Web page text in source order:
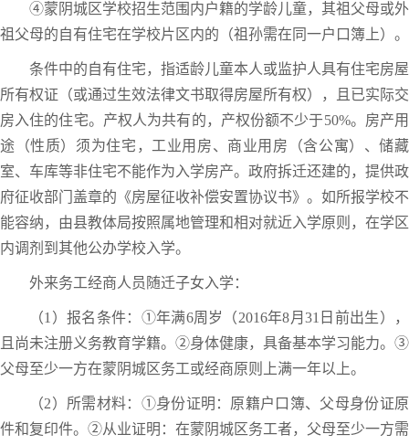
④蒙阴城区学校招生范围内户籍的学龄儿童，其祖父母或外
祖父母的自有住宅在学校片区内的（祖孙需在同一户口簿上）。
条件中的自有住宅，指适龄儿童本人或监护人具有住宅房屋
所有权证（或通过生效法律文书取得房屋所有权），且已实际交
房入住的住宅。产权人为共有的，产权份额不少于50%。房产用
途（性质）须为住宅，工业用房、商业用房（含公寓）、储藏
室、车库等非住宅不能作为入学房产。政府拆迁还建的，提供政
府征收部门盖章的《房屋征收补偿安置协议书》。如所报学校不
能容纳，由县教体局按照属地管理和相对就近入学原则，在学区
内调剂到其他公办学校入学。
外来务工经商人员随迁子女入学：
（1）报名条件：①年满6周岁（2016年8月31日前出生），
且尚未注册义务教育学籍。②身体健康，具备基本学习能力。③
父母至少一方在蒙阴城区务工或经商原则上满一年以上。
（2）所需材料：①身份证明：原籍户口簿、父母身份证原
件和复印件。②从业证明：在蒙阴城区务工者，父母至少一方需